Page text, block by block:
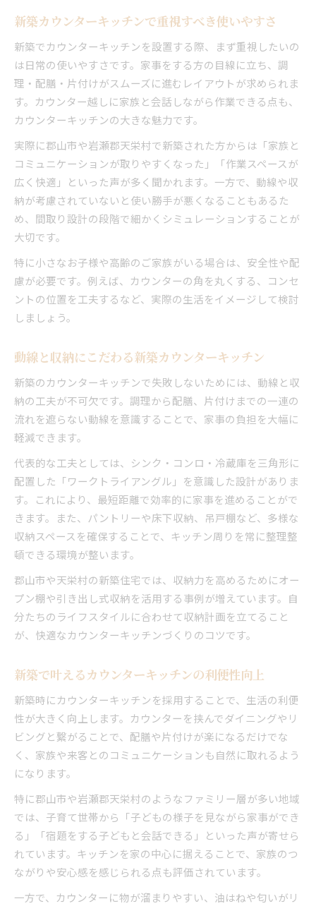
新築カウンターキッチンで重視すべき使いやすさ
新築でカウンターキッチンを設置する際、まず重視したいの
は日常の使いやすさです。家事をする方の目線に立ち、調
理・配膳・片付けがスムーズに進むレイアウトが求められま
す。カウンター越しに家族と会話しながら作業できる点も、
カウンターキッチンの大きな魅力です。
実際に郡山市や岩瀬郡天栄村で新築された方からは「家族と
コミュニケーションが取りやすくなった」「作業スペースが
広く快適」といった声が多く聞かれます。一方で、動線や収
納が考慮されていないと使い勝手が悪くなることもあるた
め、間取り設計の段階で細かくシミュレーションすることが
大切です。
特に小さなお子様や高齢のご家族がいる場合は、安全性や配
慮が必要です。例えば、カウンターの角を丸くする、コンセ
ントの位置を工夫するなど、実際の生活をイメージして検討
しましょう。
動線と収納にこだわる新築カウンターキッチン
新築のカウンターキッチンで失敗しないためには、動線と収
納の工夫が不可欠です。調理から配膳、片付けまでの一連の
流れを遮らない動線を意識することで、家事の負担を大幅に
軽減できます。
代表的な工夫としては、シンク・コンロ・冷蔵庫を三角形に
配置した「ワークトライアングル」を意識した設計がありま
す。これにより、最短距離で効率的に家事を進めることがで
きます。また、パントリーや床下収納、吊戸棚など、多様な
収納スペースを確保することで、キッチン周りを常に整理整
頓できる環境が整います。
郡山市や天栄村の新築住宅では、収納力を高めるためにオー
プン棚や引き出し式収納を活用する事例が増えています。自
分たちのライフスタイルに合わせて収納計画を立てること
が、快適なカウンターキッチンづくりのコツです。
新築で叶えるカウンターキッチンの利便性向上
新築時にカウンターキッチンを採用することで、生活の利便
性が大きく向上します。カウンターを挟んでダイニングやリ
ビングと繋がることで、配膳や片付けが楽になるだけでな
く、家族や来客とのコミュニケーションも自然に取れるよう
になります。
特に郡山市や岩瀬郡天栄村のようなファミリー層が多い地域
では、子育て世帯から「子どもの様子を見ながら家事ができ
る」「宿題をする子どもと会話できる」といった声が寄せら
れています。キッチンを家の中心に据えることで、家族のつ
ながりや安心感を感じられる点も評価されています。
一方で、カウンターに物が溜まりやすい、油はねや匂いがリ